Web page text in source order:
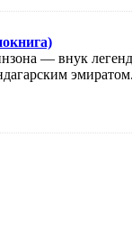
— внук